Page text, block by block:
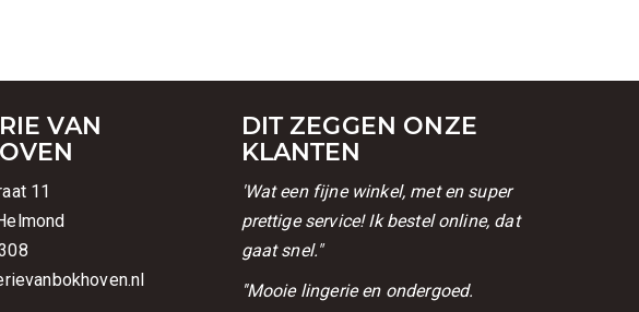
VAN
11
DIT ZEGGEN ONZE
KLANTEN
'Wat een fijne winkel, met en super
prettige service! Ik bestel online, dat
gaat snel."
''Mooie lingerie en ondergoed.